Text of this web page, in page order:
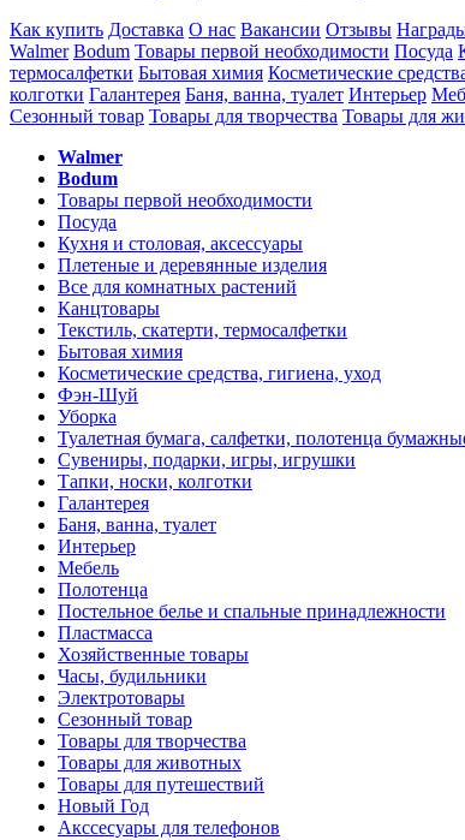
Как купить Доставка О нас Вакансии Отзывы
Walmer Bodum Товары первой необходимости Посуда
термосалфетки Бытовая химия Косметические
колготки Галантерея Баня, ванна, туалет Интерьер
Сезонный товар Товары для творчества Товары для
Walmer
Bodum
Товары первой необходимости
Посуда
Кухня и столовая, аксессуары
Плетеные и деревянные изделия
Все для комнатных растений
Канцтовары
Текстиль, скатерти, термосалфетки
Бытовая химия
Косметические средства, гигиена, уход
Фэн-Шуй
Уборка
Туалетная бумага, салфетки, полотенца
Сувениры, подарки, игры, игрушки
Тапки, носки, колготки
Галантерея
Баня, ванна, туалет
Интерьер
Мебель
Полотенца
Постельное белье и спальные принадлежности
Пластмасса
Хозяйственные товары
Часы, будильники
Электротовары
Сезонный товар
Товары для творчества
Товары для животных
Товары для путешествий
Новый Год
Акссесуары для телефонов